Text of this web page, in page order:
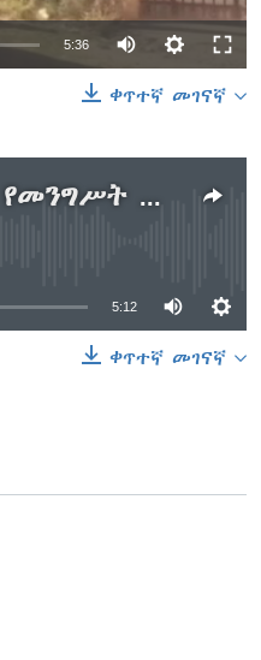
5:36
ቀጥተኛ መገናኛ
ዶ/ር መረራ ከኦሮሚያ የመንግሥት መ/ቤቶች ከተወጣጡ ሰራተኞች ስጦታዎች ተበረከቱላቸው
available
5:12
ቀጥተኛ መገናኛ